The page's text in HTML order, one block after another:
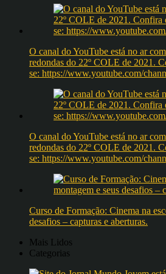
O canal do YouTube está no ar
redondas do 22º COLE de 2021.
se: https://www.youtube.com/
O canal do YouTube está no ar
redondas do 22º COLE de 2021.
se: https://www.youtube.com/
Curso de Formação: Cinema na
desafios – capturas e aberturas.
Mais Lidos
Categorias